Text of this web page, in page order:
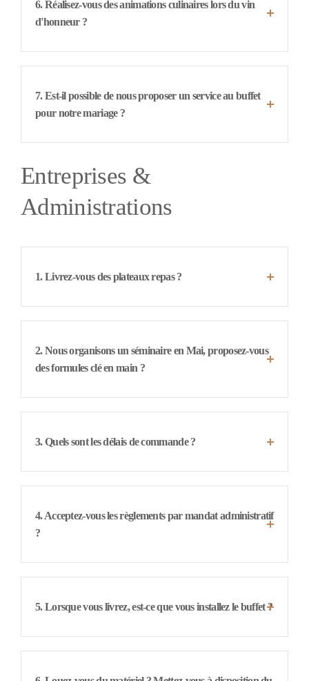
6. Réalisez-vous des animations culinaires lors du vin
d'honneur ?
7. Est-il possible de nous proposer un service au buffet
pour notre mariage ?
Entreprises &
Administrations
1. Livrez-vous des plateaux repas ?
2. Nous organisons un séminaire en Mai, proposez-vous
des formules clé en main ?
3. Quels sont les délais de commande ?
4. Acceptez-vous les règlements par mandat administratif
?
5. Lorsque vous livrez, est-ce que vous installez le buffet ?